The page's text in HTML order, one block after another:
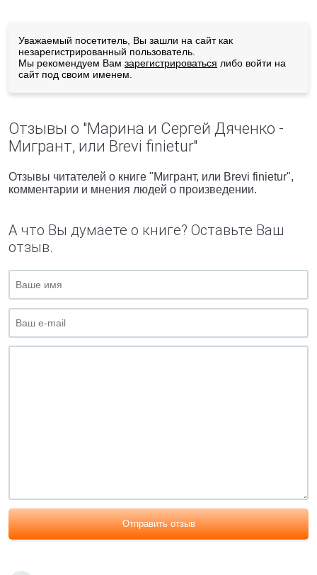
Уважаемый посетитель, Вы зашли на сайт как
незарегистрированный пользователь.
Мы рекомендуем Вам зарегистрироваться либо войти на
сайт под своим именем.
Отзывы о "Марина и Сергей Дяченко -
Мигрант, или Brevi finietur"
Отзывы читателей о книге "Мигрант, или Brevi finietur",
комментарии и мнения людей о произведении.
А что Вы думаете о книге? Оставьте Ваш
отзыв.
Отправить отзыв